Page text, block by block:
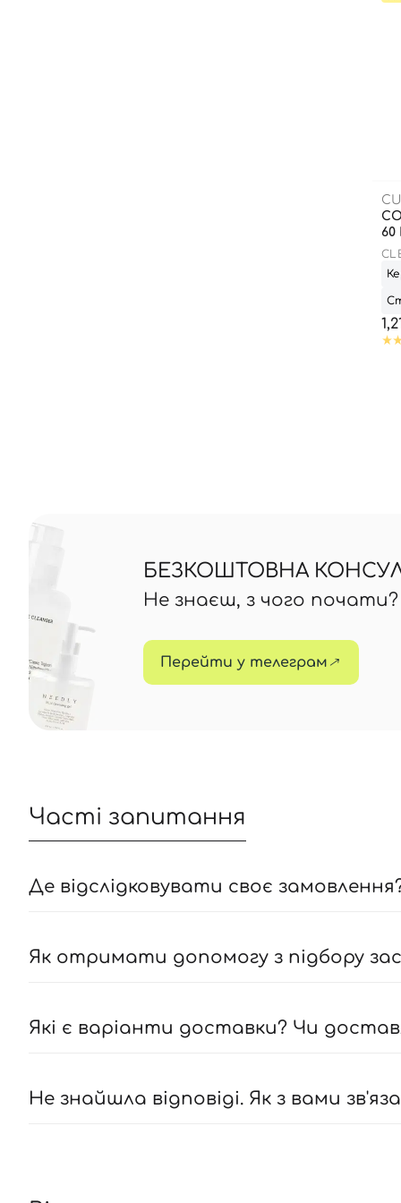
БЕЗКОШТОВНА
Не знаєш, з чого
Перейти у телеграм
Часті запитання
Де відслідковувати своє
Як отримати допомогу з підбору
Які є варіанти доставки? Чи
Не знайшла відповіді. Як з вами